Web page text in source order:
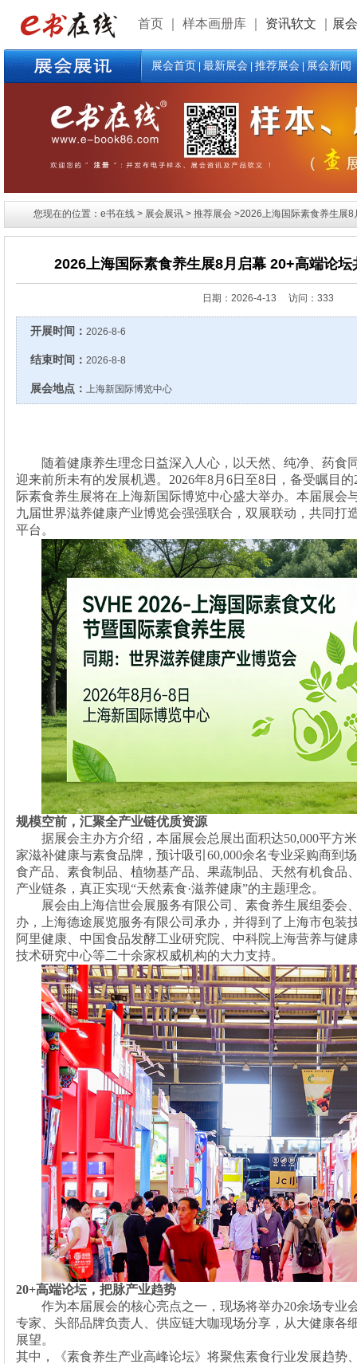
首页 样本画册库 资讯软文 展
展会首页|最新展会|推荐展会|展会新闻
您现在的位置：e书在线 > 展会展讯 > 推荐展会 >2026上海国际素食养生展8
2026上海国际素食养生展8月启幕 20+高端论
日期： 2026-4-13 访问：333
开展时间： 2026-8-6
结束时间： 2026-8-8
展会地点： 上海新国际博览中心
随着健康养生理念日益深入人心，以天然、纯净、药食
迎来前所未有的发展机遇。 2026年8月6日至8日，备受瞩目
际素食养生展将在上海新国际博览中心盛大举办。本届展会
九届世界滋养健康产业博览会强强联合，双展联动，共同打
平台。
规模空前，汇聚全产业链优质资源
据展会主办方介绍，本届展会总展出面积达50,000平方
家滋补健康与素食品牌，预计吸引60,000余名专业采购商到
食产品、素食制品、植物基产品、果蔬制品、天然有机食品
产业链条，真正实现“天然素食·滋养健康”的主题理念。
展会由上海信世会展服务有限公司、素食养生展组委会
办，上海德途展览服务有限公司承办，并得到了上海市包装
阿里健康、中国食品发酵工业研究院、中科院上海营养与健
技术研究中心等二十余家权威机构的大力支持。
20+高端论坛，把脉产业趋势
作为本届展会的核心亮点之一，现场将举办20余场专业
专家、头部品牌负责人、供应链大咖现场分享，从大健康各
展望。
其中，《素食养生产业高峰论坛》将聚焦素食行业发展趋势